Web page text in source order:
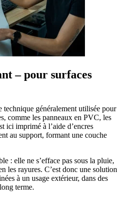
– pour surfaces
technique généralement utilisée pour
comme les panneaux en PVC, les
ici imprimé à l’aide d’encres
au support, formant une couche
: elle ne s’efface pas sous la pluie,
les rayures. C’est donc une solution
à un usage extérieur, dans des
terme.